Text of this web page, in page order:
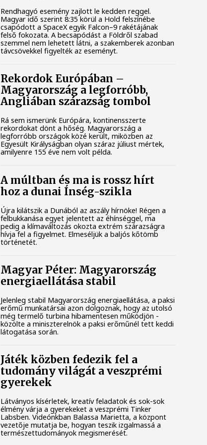
Rendhagyó esemény zajlott le kedden reggel.
Magyar idő szerint 8:35 körül a Hold felszínébe
csapódott a SpaceX egyik Falcon–9 rakétájának
felső fokozata. A becsapódást a Földről szabad
szemmel nem lehetett látni, a szakemberek azonban
távcsövekkel figyelték az eseményt.
Rekordok Európában –
Magyarország a legforróbb,
Angliában szárazság tombol
Rá sem ismerünk Európára, kontinensszerte
rekordokat dönt a hőség. Magyarország a
legforróbb országok közé került, miközben az
Egyesült Királyságban olyan száraz júliust mértek,
amilyenre 155 éve nem volt példa.
A múltban és ma is rossz hírt
hoz a dunai Ínség-szikla
Újra kilátszik a Dunából az aszály hírnöke! Régen a
felbukkanása egyet jelentett az éhínséggel, ma
pedig a klímaváltozás okozta extrém szárazságra
hívja fel a figyelmet. Elmeséljük a baljós kőtömb
történetét.
Magyar Péter: Magyarország
energiaellátása stabil
Jelenleg stabil Magyarország energiaellátása, a paksi
erőmű munkatársai azon dolgoznak, hogy az utolsó
még termelő turbina hibamentesen működjön -
közölte a miniszterelnök a paksi erőműnél tett keddi
látogatása során.
Játék közben fedezik fel a
tudomány világát a veszprémi
gyerekek
Látványos kísérletek, kreatív feladatok és sok-sok
élmény várja a gyerekeket a veszprémi Tinker
Labsben. Videónkban Balassa Marietta, a központ
vezetője mutatja be, hogyan teszik izgalmassá a
természettudományok megismerését.